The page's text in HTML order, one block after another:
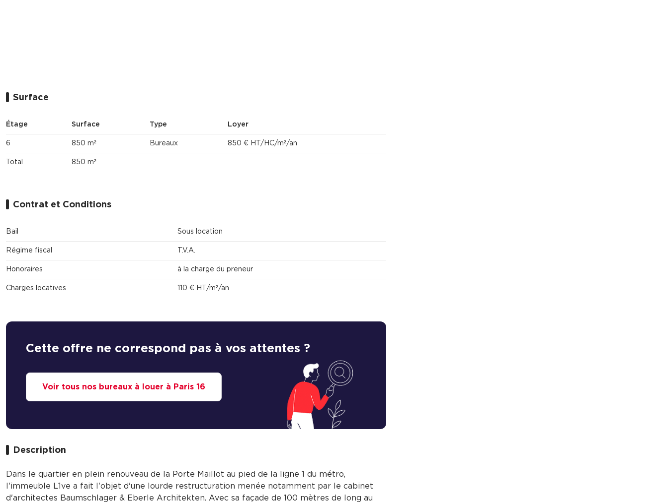
Surface
Étage Surface Type Loyer
6 850 m² Bureaux 850 € HT/HC/m²/an
Total 850 m²
Contrat et Conditions
Bail Sous location
Régime fiscal T.V.A.
Honoraires à la charge du preneur
Charges locatives 110 € HT/m²/an
Cette offre ne correspond pas à vos attentes ?
Voir tous nos bureaux à louer à Paris 16
Description
Dans le quartier en plein renouveau de la Porte Maillot au pied de la ligne 1 du métro,
l'immeuble L1ve a fait l'objet d'une lourde restructuration menée notamment par le cabinet
d'architectes Baumschlager & Eberle Architekten. Avec sa façade de 100 mètres de long au